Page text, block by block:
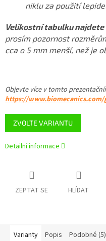
ZVOLTE VARIANTU
niklu za použití
Velikostní tabulku
prosím pozornost
cca o 5 mm menší, než je
Objevte více v tomto
https://
Detailní informace
ZEPTAT SE HLÍDAT
Varianty Popis Podobné (5)